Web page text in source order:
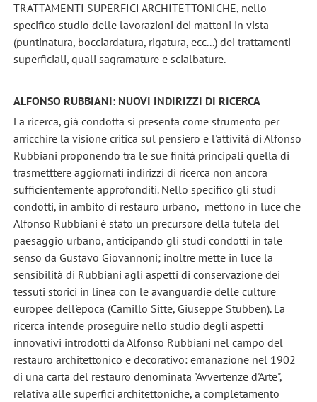
TRATTAMENTI SUPERFICI ARCHITETTONICHE, nello
specifico studio delle lavorazioni dei mattoni in vista
(puntinatura, bocciardatura, rigatura, ecc...) dei trattamenti
superficiali, quali sagramature e scialbature.
ALFONSO RUBBIANI: NUOVI INDIRIZZI DI RICERCA
La ricerca, già condotta si presenta come strumento per
arricchire la visione critica sul pensiero e l'attività di Alfonso
Rubbiani proponendo tra le sue finità principali quella di
trasmetttere aggiornati indirizzi di ricerca non ancora
sufficientemente approfonditi. Nello specifico gli studi
condotti, in ambito di restauro urbano, mettono in luce che
Alfonso Rubbiani è stato un precursore della tutela del
paesaggio urbano, anticipando gli studi condotti in tale
senso da Gustavo Giovannoni; inoltre mette in luce la
sensibilità di Rubbiani agli aspetti di conservazione dei
tessuti storici in linea con le avanguardie delle culture
europee dell'epoca (Camillo Sitte, Giuseppe Stubben). La
ricerca intende proseguire nello studio degli aspetti
innovativi introdotti da Alfonso Rubbiani nel campo del
restauro architettonico e decorativo: emanazione nel 1902
di una carta del restauro denominata "Avvertenze d'Arte",
relativa alle superfici architettoniche, a completamento